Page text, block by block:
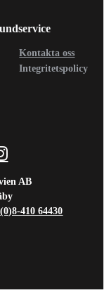
Kontakta oss
Integritetspolicy
AB
410 64430